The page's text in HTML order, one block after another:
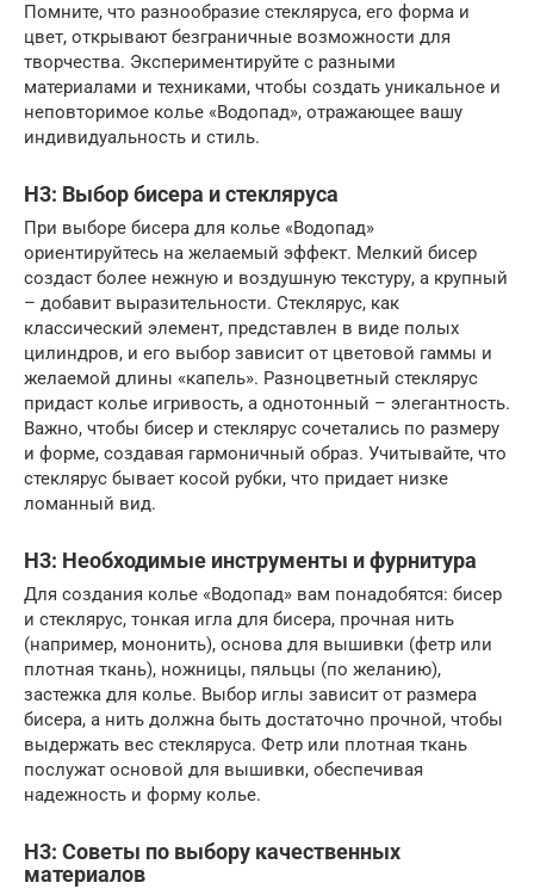
Помните, что разнообразие стекляруса, его форма и
цвет, открывают безграничные возможности для
творчества. Экспериментируйте с разными
материалами и техниками, чтобы создать уникальное и
неповторимое колье «Водопад», отражающее вашу
индивидуальность и стиль.
H3: Выбор бисера и стекляруса
При выборе бисера для колье «Водопад»
ориентируйтесь на желаемый эффект. Мелкий бисер
создаст более нежную и воздушную текстуру, а крупный
– добавит выразительности. Стеклярус, как
классический элемент, представлен в виде полых
цилиндров, и его выбор зависит от цветовой гаммы и
желаемой длины «капель». Разноцветный стеклярус
придаст колье игривость, а однотонный – элегантность.
Важно, чтобы бисер и стеклярус сочетались по размеру
и форме, создавая гармоничный образ. Учитывайте, что
стеклярус бывает косой рубки, что придает низке
ломанный вид.
H3: Необходимые инструменты и фурнитура
Для создания колье «Водопад» вам понадобятся: бисер
и стеклярус, тонкая игла для бисера, прочная нить
(например, мононить), основа для вышивки (фетр или
плотная ткань), ножницы, пяльцы (по желанию),
застежка для колье. Выбор иглы зависит от размера
бисера, а нить должна быть достаточно прочной, чтобы
выдержать вес стекляруса. Фетр или плотная ткань
послужат основой для вышивки, обеспечивая
надежность и форму колье.
H3: Советы по выбору качественных
материалов